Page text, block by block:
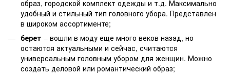
образ, городской комплект одежды и т.д. Максимально
удобный и стильный тип головного убора. Представлен
в широком ассортименте;
берет – вошли в моду еще много веков назад, но
остаются актуальными и сейчас, считаются
универсальным головным убором для женщин. Можно
создать деловой или романтический образ;